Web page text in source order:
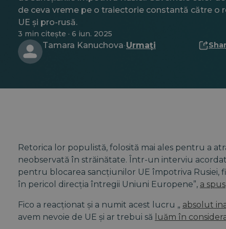
de ceva vreme pe o traiectorie constantă către o
UE și pro-rusă.
3 min citește · 6 iun. 2025
Tamara Kanuchova· Urmați
Retorica lor populistă, folosită mai ales pentru a
neobservată în străinătate. Într-un interviu
pentru blocarea sancțiunilor UE împotriva Rusiei,
în pericol direcția întregii Uniuni Europene”, a spus
Fico a reacționat și a numit acest lucru „ absolut
avem nevoie de UE și ar trebui să
luăm în